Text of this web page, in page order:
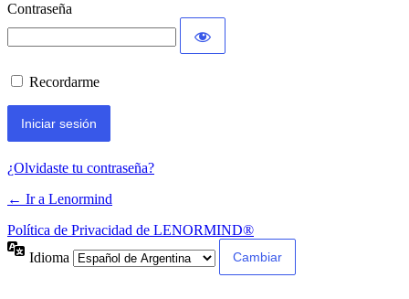
Contraseña
Recordarme
¿Olvidaste tu contraseña?
← Ir a Lenormind
Política de Privacidad de LENORMIND®
Idioma